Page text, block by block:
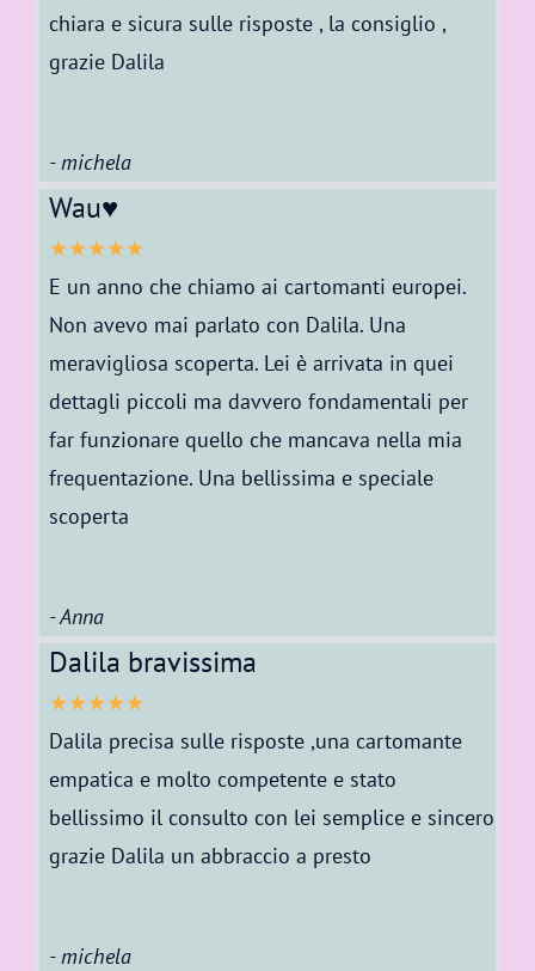
chiara e sicura sulle risposte , la consiglio ,
grazie Dalila
- michela
Wau♥️
★★★★★
E un anno che chiamo ai cartomanti europei.
Non avevo mai parlato con Dalila. Una
meravigliosa scoperta. Lei è arrivata in quei
dettagli piccoli ma davvero fondamentali per
far funzionare quello che mancava nella mia
frequentazione. Una bellissima e speciale
scoperta
- Anna
Dalila bravissima
★★★★★
Dalila precisa sulle risposte ,una cartomante
empatica e molto competente e stato
bellissimo il consulto con lei semplice e sincero
grazie Dalila un abbraccio a presto
- michela